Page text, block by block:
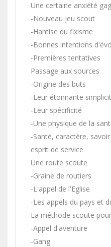
Une certaine anxiété
-Nouveau jeu scout
-Hantise du fixisme
-Bonnes intentions
-Premières tentatives
Passage aux sources
-Origine des buts
-Leur étonnante
-Leur spécificité
-Une physique de la
-Santé, caractère,
esprit de service
Une route scoute
-Graine de routiers
-L'appel de l'Eglise
-Les appels du pays et
La méthode scoute
-Appel d'aventure
-Gang